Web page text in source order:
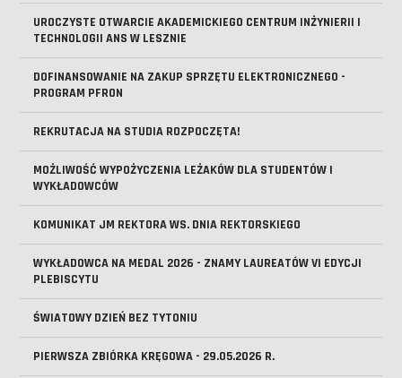
UROCZYSTE OTWARCIE AKADEMICKIEGO CENTRUM INŻYNIERII I
TECHNOLOGII ANS W LESZNIE
DOFINANSOWANIE NA ZAKUP SPRZĘTU ELEKTRONICZNEGO -
PROGRAM PFRON
REKRUTACJA NA STUDIA ROZPOCZĘTA!
MOŻLIWOŚĆ WYPOŻYCZENIA LEŻAKÓW DLA STUDENTÓW I
WYKŁADOWCÓW
KOMUNIKAT JM REKTORA WS. DNIA REKTORSKIEGO
WYKŁADOWCA NA MEDAL 2026 - ZNAMY LAUREATÓW VI EDYCJI
PLEBISCYTU
ŚWIATOWY DZIEŃ BEZ TYTONIU
PIERWSZA ZBIÓRKA KRĘGOWA - 29.05.2026 R.